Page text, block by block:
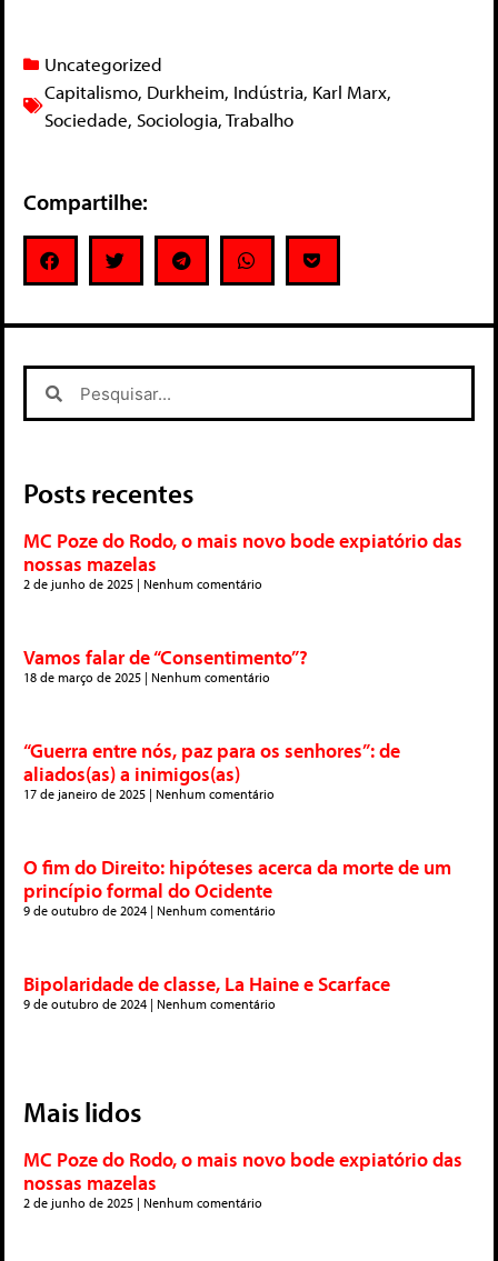
Uncategorized
Capitalismo, Durkheim, Indústria, Karl Marx,
Sociedade, Sociologia,Trabalho
Compartilhe:
Posts recentes
MC Poze do Rodo, o mais novo bode expiatório das
nossas mazelas
2 de junho de 2025 Nenhum comentário
Vamos falar de “Consentimento”?
18 de março de 2025 Nenhum comentário
“Guerra entre nós, paz para os senhores”: de
aliados(as) a inimigos(as)
17 de janeiro de 2025 Nenhum comentário
O fim do Direito: hipóteses acerca da morte de um
princípio formal do Ocidente
9 de outubro de 2024 Nenhum comentário
Bipolaridade de classe, La Haine e Scarface
9 de outubro de 2024 Nenhum comentário
Mais lidos
MC Poze do Rodo, o mais novo bode expiatório das
nossas mazelas
2 de junho de 2025 Nenhum comentário